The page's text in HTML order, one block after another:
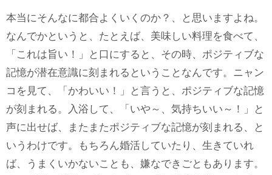
本当にそんなに都合よくいくのか？、と思いますよね。
なんでかというと、たとえば、美味しい料理を食べて、
「これは旨い！」と口にすると、その時、ポジティブな
記憶が潜在意識に刻まれるということなんです。ニャン
コを見て、「かわいい！」と言うと、ポジティブな記憶
が刻まれる。入浴して、「いや～、気持ちいい～！」と
声に出せば、またまたポジティブな記憶が刻まれる、と
いうわけです。もちろん婚活していたり、生きていれ
ば、うまくいかないことも、嫌なできごともあります。